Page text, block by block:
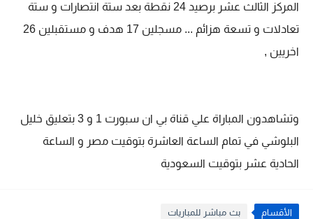
المركز الثالث عشر برصيد 24 نقطة بعد ستة انتصارات و ستة
تعادلات و تسعة هزائم ... مسجلين 17 هدف و مستقبلين 26
اخريين ,
وتشاهدون المباراة علي قناة بي ان سبورت 1 و 3 بتعليق خليل
البلوشي في تمام الساعة العاشرة بتوقيت مصر و الساعة
الحادية عشر بتوقيت السعودية
الأقسام بث مباشر للمباريات